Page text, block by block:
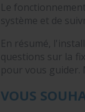
Le
système et de
En résumé,
questions sur la
pour vous guider.
VOUS